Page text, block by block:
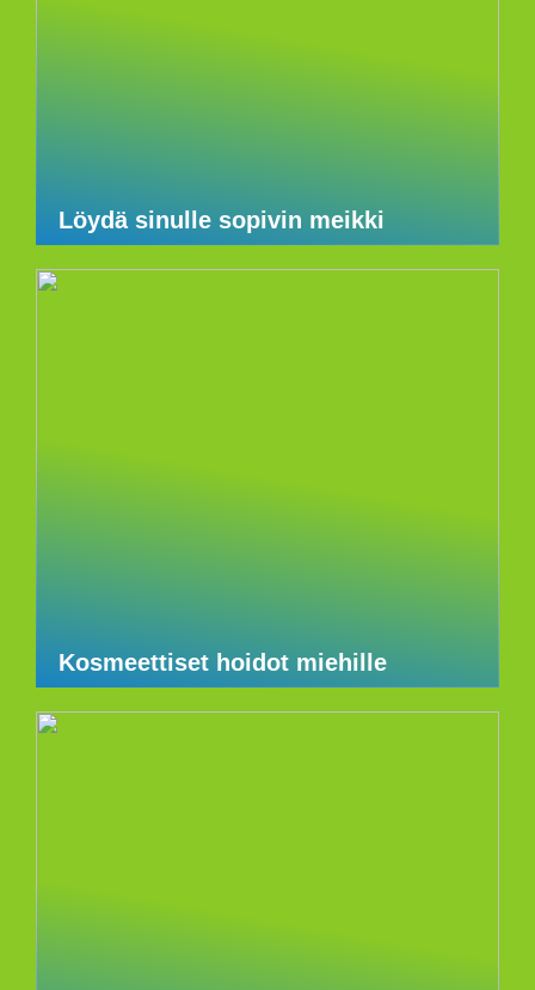
Löydä sinulle sopivin meikki
Kosmeettiset hoidot miehille